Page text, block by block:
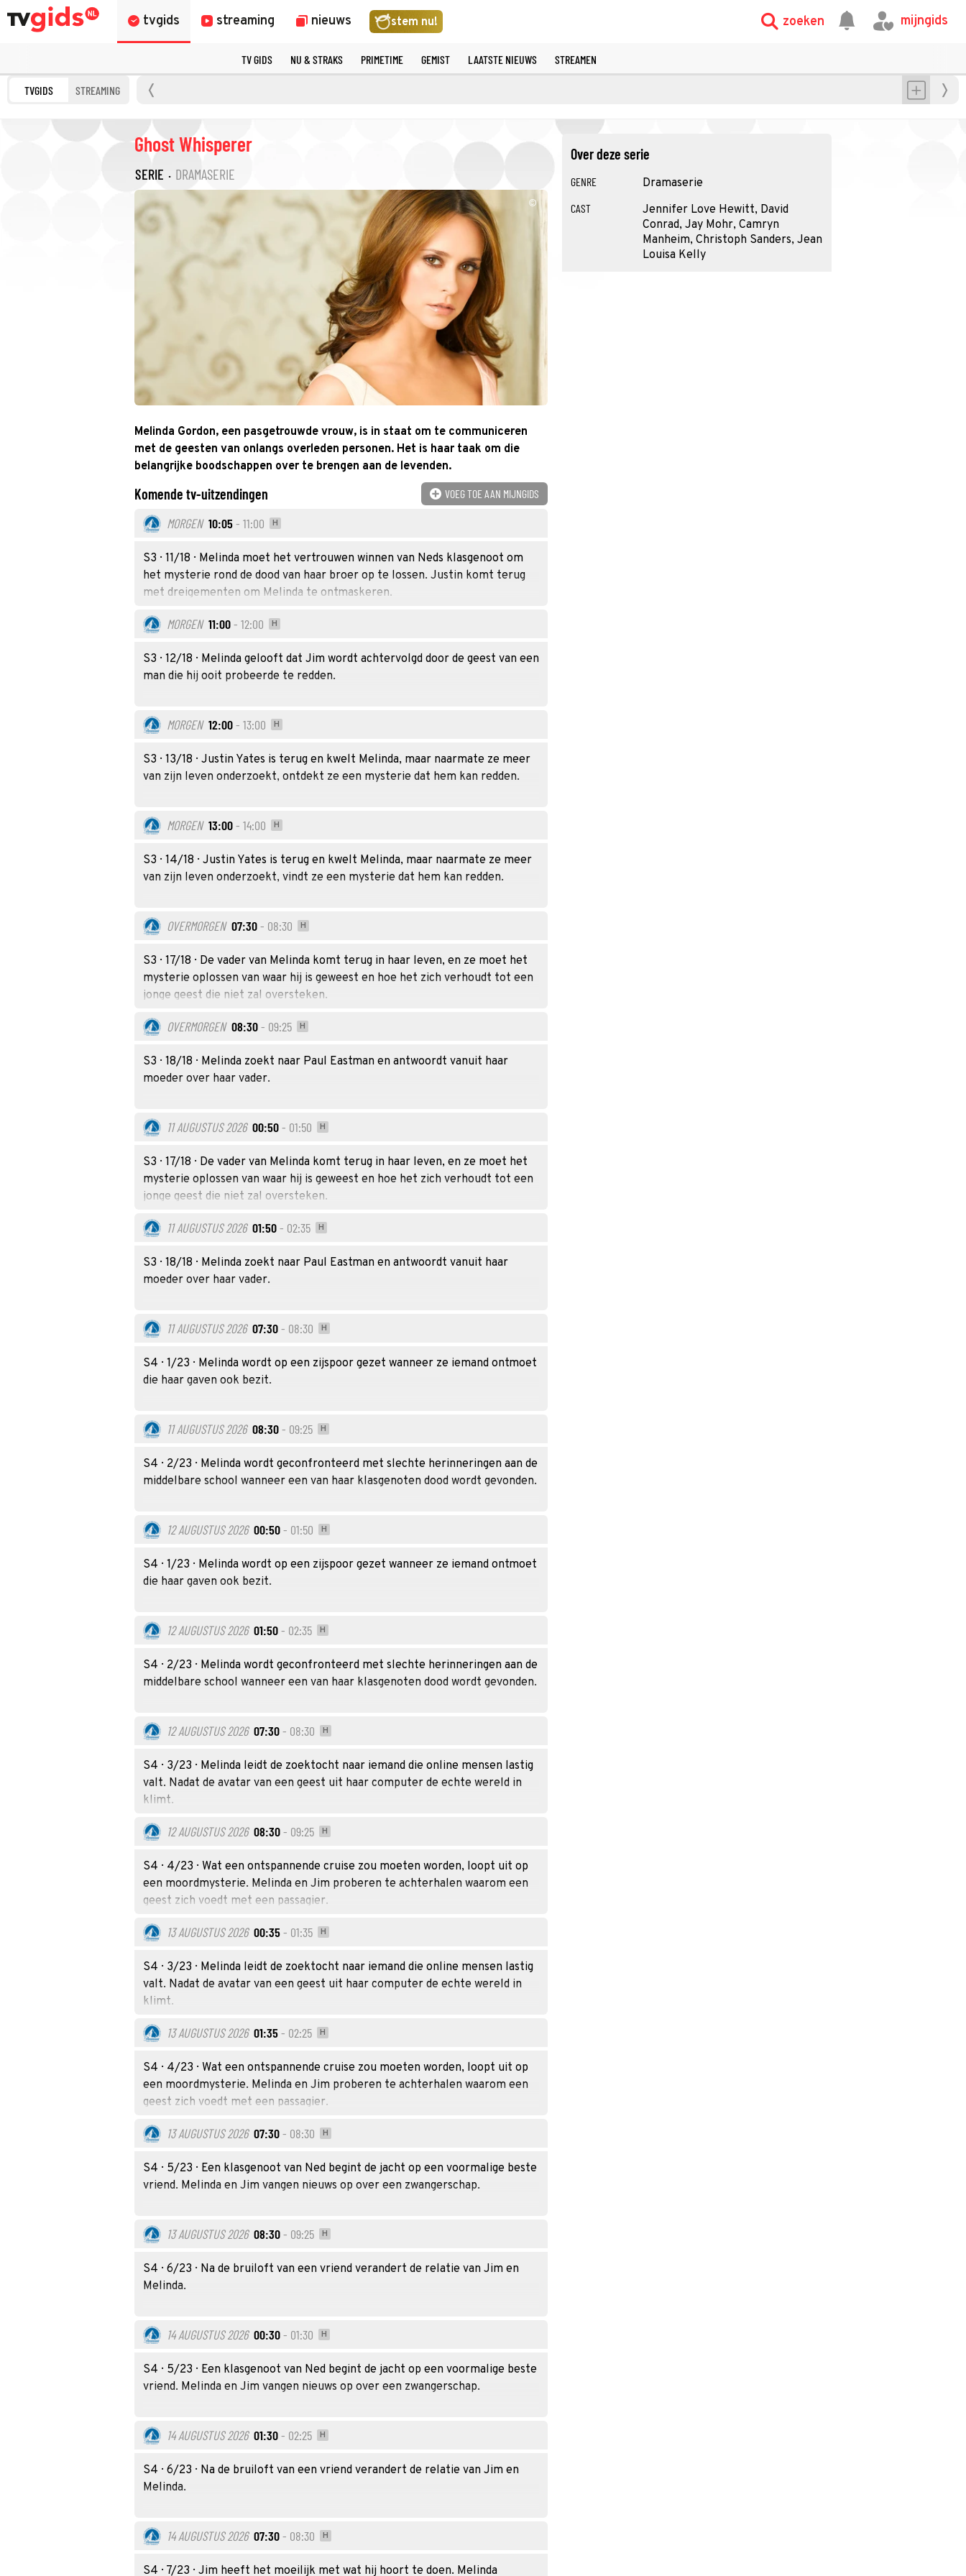
tvgids streaming nieuws stem nu! zoeken mijngids
TV GIDS NU & STRAKS PRIMETIME GEMIST LAATSTE NIEUWS STREAMEN
TVGIDS STREAMING
Ghost Whisperer
SERIE · DRAMASERIE
©
Melinda Gordon, een pasgetrouwde vrouw, is in staat om te communiceren
met de geesten van onlangs overleden personen. Het is haar taak om die
belangrijke boodschappen over te brengen aan de levenden.
Komende tv-uitzendingen VOEG TOE AAN MIJNGIDS
MORGEN 10:05- 11:00 H
S3 · 11/18 · Melinda moet het vertrouwen winnen van Neds klasgenoot om
het mysterie rond de dood van haar broer op te lossen. Justin komt terug
met dreigementen om Melinda te ontmaskeren.
MORGEN 11:00- 12:00 H
S3 · 12/18 · Melinda gelooft dat Jim wordt achtervolgd door de geest van een
man die hij ooit probeerde te redden.
MORGEN 12:00- 13:00 H
S3 · 13/18 · Justin Yates is terug en kwelt Melinda, maar naarmate ze meer
van zijn leven onderzoekt, ontdekt ze een mysterie dat hem kan redden.
MORGEN 13:00- 14:00 H
S3 · 14/18 · Justin Yates is terug en kwelt Melinda, maar naarmate ze meer
van zijn leven onderzoekt, vindt ze een mysterie dat hem kan redden.
OVERMORGEN 07:30- 08:30 H
S3 · 17/18 · De vader van Melinda komt terug in haar leven, en ze moet het
mysterie oplossen van waar hij is geweest en hoe het zich verhoudt tot een
jonge geest die niet zal oversteken.
OVERMORGEN 08:30- 09:25 H
S3 · 18/18 · Melinda zoekt naar Paul Eastman en antwoordt vanuit haar
moeder over haar vader.
11 AUGUSTUS 2026 00:50- 01:50 H
S3 · 17/18 · De vader van Melinda komt terug in haar leven, en ze moet het
mysterie oplossen van waar hij is geweest en hoe het zich verhoudt tot een
jonge geest die niet zal oversteken.
11 AUGUSTUS 2026 01:50- 02:35 H
S3 · 18/18 · Melinda zoekt naar Paul Eastman en antwoordt vanuit haar
moeder over haar vader.
11 AUGUSTUS 2026 07:30- 08:30 H
S4 · 1/23 · Melinda wordt op een zijspoor gezet wanneer ze iemand ontmoet
die haar gaven ook bezit.
11 AUGUSTUS 2026 08:30- 09:25 H
S4 · 2/23 · Melinda wordt geconfronteerd met slechte herinneringen aan de
middelbare school wanneer een van haar klasgenoten dood wordt gevonden.
12 AUGUSTUS 2026 00:50- 01:50 H
S4 · 1/23 · Melinda wordt op een zijspoor gezet wanneer ze iemand ontmoet
die haar gaven ook bezit.
12 AUGUSTUS 2026 01:50- 02:35 H
S4 · 2/23 · Melinda wordt geconfronteerd met slechte herinneringen aan de
middelbare school wanneer een van haar klasgenoten dood wordt gevonden.
12 AUGUSTUS 2026 07:30- 08:30 H
S4 · 3/23 · Melinda leidt de zoektocht naar iemand die online mensen lastig
valt. Nadat de avatar van een geest uit haar computer de echte wereld in
klimt.
12 AUGUSTUS 2026 08:30- 09:25 H
S4 · 4/23 · Wat een ontspannende cruise zou moeten worden, loopt uit op
een moordmysterie. Melinda en Jim proberen te achterhalen waarom een ​​
geest zich voedt met een passagier.
13 AUGUSTUS 2026 00:35- 01:35 H
S4 · 3/23 · Melinda leidt de zoektocht naar iemand die online mensen lastig
valt. Nadat de avatar van een geest uit haar computer de echte wereld in
klimt.
13 AUGUSTUS 2026 01:35- 02:25 H
S4 · 4/23 · Wat een ontspannende cruise zou moeten worden, loopt uit op
een moordmysterie. Melinda en Jim proberen te achterhalen waarom een ​​
geest zich voedt met een passagier.
13 AUGUSTUS 2026 07:30- 08:30 H
S4 · 5/23 · Een klasgenoot van Ned begint de jacht op een voormalige beste
vriend. Melinda en Jim vangen nieuws op over een zwangerschap.
13 AUGUSTUS 2026 08:30- 09:25 H
S4 · 6/23 · Na de bruiloft van een vriend verandert de relatie van Jim en
Melinda.
14 AUGUSTUS 2026 00:30- 01:30 H
S4 · 5/23 · Een klasgenoot van Ned begint de jacht op een voormalige beste
vriend. Melinda en Jim vangen nieuws op over een zwangerschap.
14 AUGUSTUS 2026 01:30- 02:25 H
S4 · 6/23 · Na de bruiloft van een vriend verandert de relatie van Jim en
Melinda.
14 AUGUSTUS 2026 07:30- 08:30 H
S4 · 7/23 · Jim heeft het moeilijk met wat hij hoort te doen. Melinda
Over deze serie
GENRE Dramaserie
CAST
Jennifer Love Hewitt, David
Conrad, Jay Mohr, Camryn
Manheim, Christoph Sanders, Jean
Louisa Kelly